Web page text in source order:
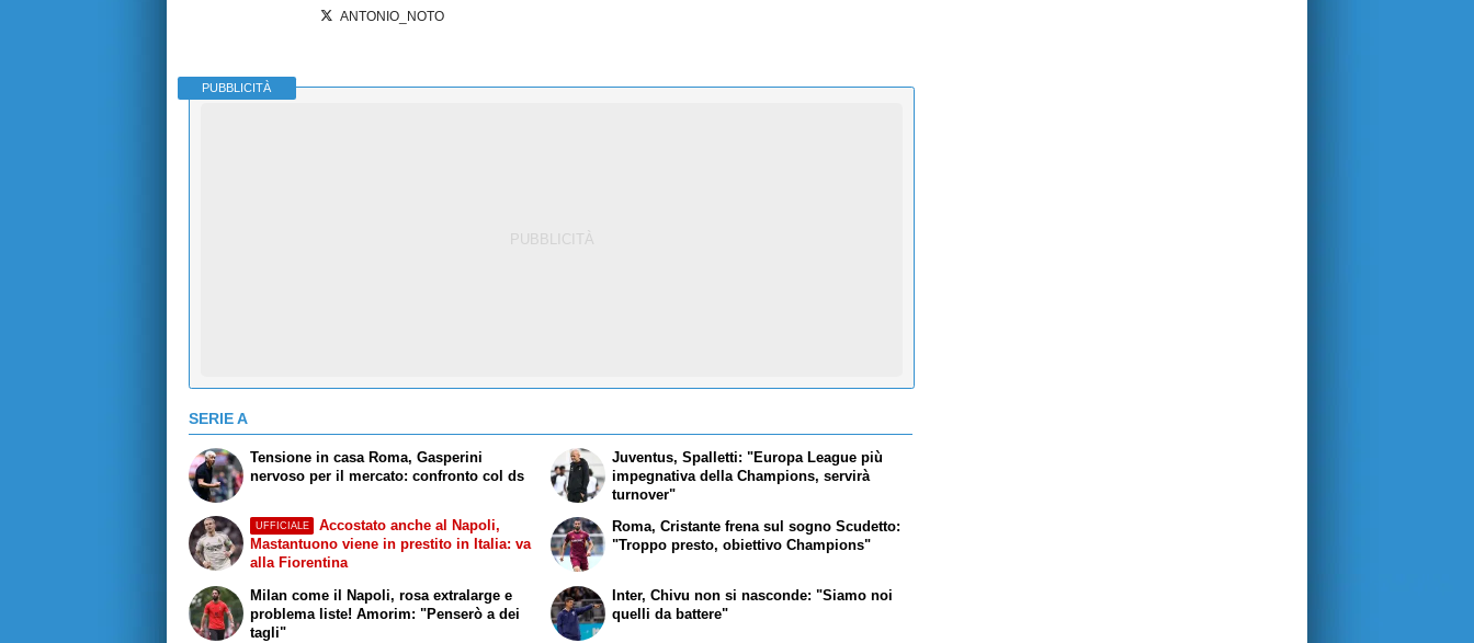
ANTONIO_NOTO
PUBBLICITÀ
SERIE A
Tensione in casa Roma, Gasperini
nervoso per il mercato: confronto col ds
UFFICIALE
Accostato anche al Napoli,
Mastantuono viene in prestito in Italia: va
alla Fiorentina
Juventus, Spalletti: "Europa League più
impegnativa della Champions, servirà
turnover"
Roma, Cristante frena sul sogno Scudetto:
"Troppo presto, obiettivo Champions"
Milan come il Napoli, rosa extralarge e
problema liste! Amorim: "Penserò a dei
tagli"
Inter, Chivu non si nasconde: "Siamo noi
quelli da battere"